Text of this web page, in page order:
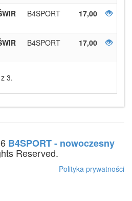
B4SPORT 17,00
B4SPORT 17,00
3.
B4SPORT - nowoczesny
Reserved.
Polityka prywatności